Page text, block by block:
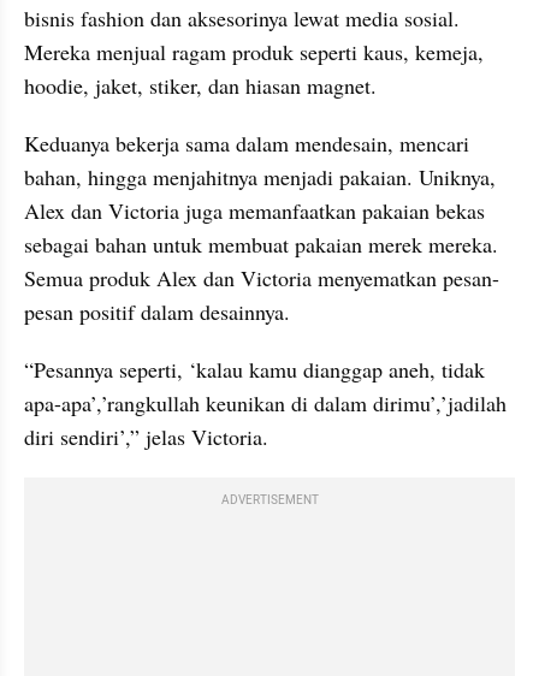
bisnis fashion dan aksesorinya lewat media sosial.
Mereka menjual ragam produk seperti kaus, kemeja,
hoodie, jaket, stiker, dan hiasan magnet.
Keduanya bekerja sama dalam mendesain, mencari
bahan, hingga menjahitnya menjadi pakaian. Uniknya,
Alex dan Victoria juga memanfaatkan pakaian bekas
sebagai bahan untuk membuat pakaian merek mereka.
Semua produk Alex dan Victoria menyematkan pesan-
pesan positif dalam desainnya.
“Pesannya seperti, ‘kalau kamu dianggap aneh, tidak
apa-apa’,’rangkullah keunikan di dalam dirimu’,’jadilah
diri sendiri’,” jelas Victoria.
ADVERTISEMENT